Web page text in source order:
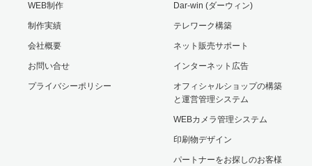
WEB制作
制作実績
会社概要
お問い合せ
プライバシーポリシー
Dar-win (ダーウィン)
テレワーク構築
ネット販売サポート
インターネット広告
オフィシャルショップの構築
と運営管理システム
WEBカメラ管理システム
印刷物デザイン
パートナーをお探しのお客様